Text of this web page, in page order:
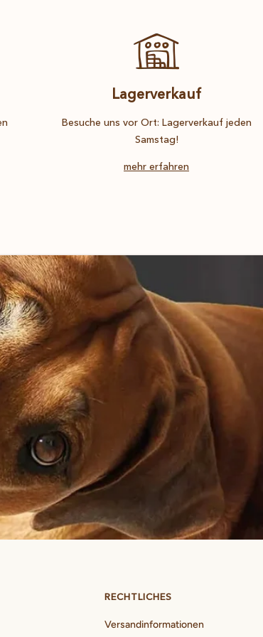
Lagerverkauf
Besuche uns vor Ort: Lagerverkauf jeden
Samstag!
mehr erfahren
RECHTLICHES
Versandinformationen